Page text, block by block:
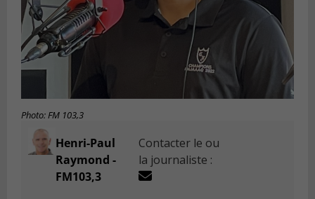
Photo: FM 103,3
Henri-Paul
Raymond -
FM103,3
Contacter le ou
la journaliste :